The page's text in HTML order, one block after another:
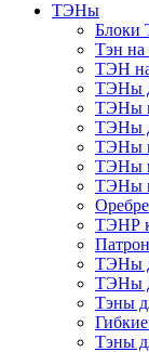
ТЭНы
Тэн на
ТЭН
ТЭНы
ТЭНы
ТЭНы
ТЭНы
ТЭНы
ТЭНы
ТЭНР
ТЭНы
ТЭНы
Тэны
Тэны